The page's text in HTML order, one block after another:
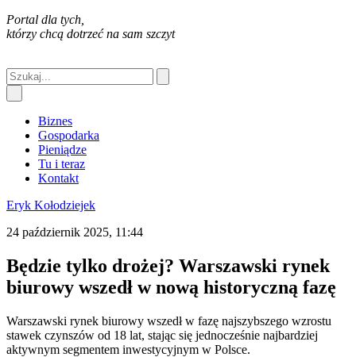
Portal dla tych,
którzy chcą dotrzeć na sam szczyt
Biznes
Gospodarka
Pieniądze
Tu i teraz
Kontakt
Eryk Kołodziejek
24 październik 2025, 11:44
Będzie tylko drożej? Warszawski rynek
biurowy wszedł w nową historyczną fazę
Warszawski rynek biurowy wszedł w fazę najszybszego wzrostu
stawek czynszów od 18 lat, stając się jednocześnie najbardziej
aktywnym segmentem inwestycyjnym w Polsce.